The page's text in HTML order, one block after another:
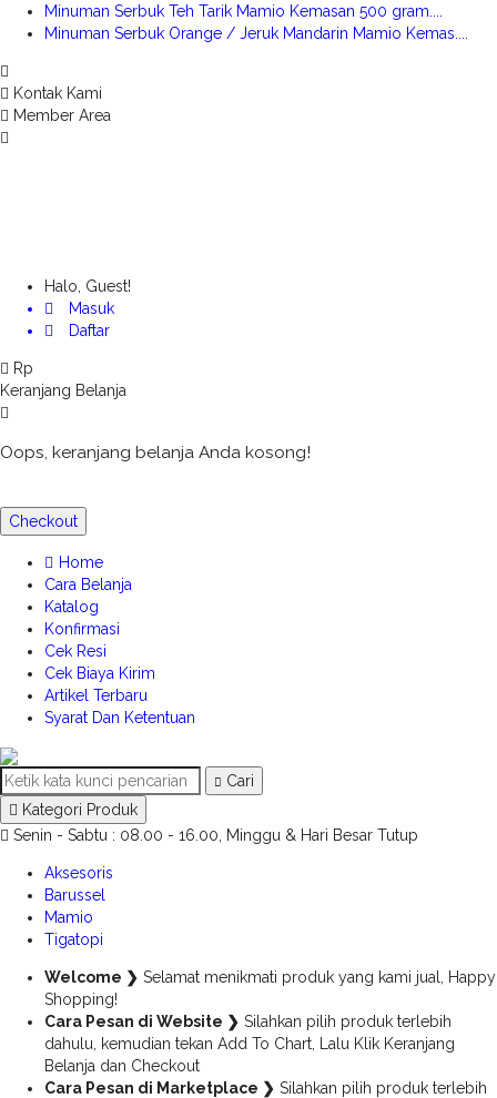
Minuman Serbuk Teh Tarik Mamio Kemasan 500 gram....
Minuman Serbuk Orange / Jeruk Mandarin Mamio Kemas....
Kontak Kami
Member Area
Halo, Guest!
Masuk
Daftar
Rp
Keranjang Belanja
Oops, keranjang belanja Anda kosong!
Checkout
Home
Cara Belanja
Katalog
Konfirmasi
Cek Resi
Cek Biaya Kirim
Artikel Terbaru
Syarat Dan Ketentuan
Cari
Kategori Produk
Senin - Sabtu : 08.00 - 16.00, Minggu & Hari Besar Tutup
Aksesoris
Barussel
Mamio
Tigatopi
Welcome ❯ Selamat menikmati produk yang kami jual, Happy
Shopping!
Cara Pesan di Website ❯ Silahkan pilih produk terlebih
dahulu, kemudian tekan Add To Chart, Lalu Klik Keranjang
Belanja dan Checkout
Cara Pesan di Marketplace ❯ Silahkan pilih produk terlebih